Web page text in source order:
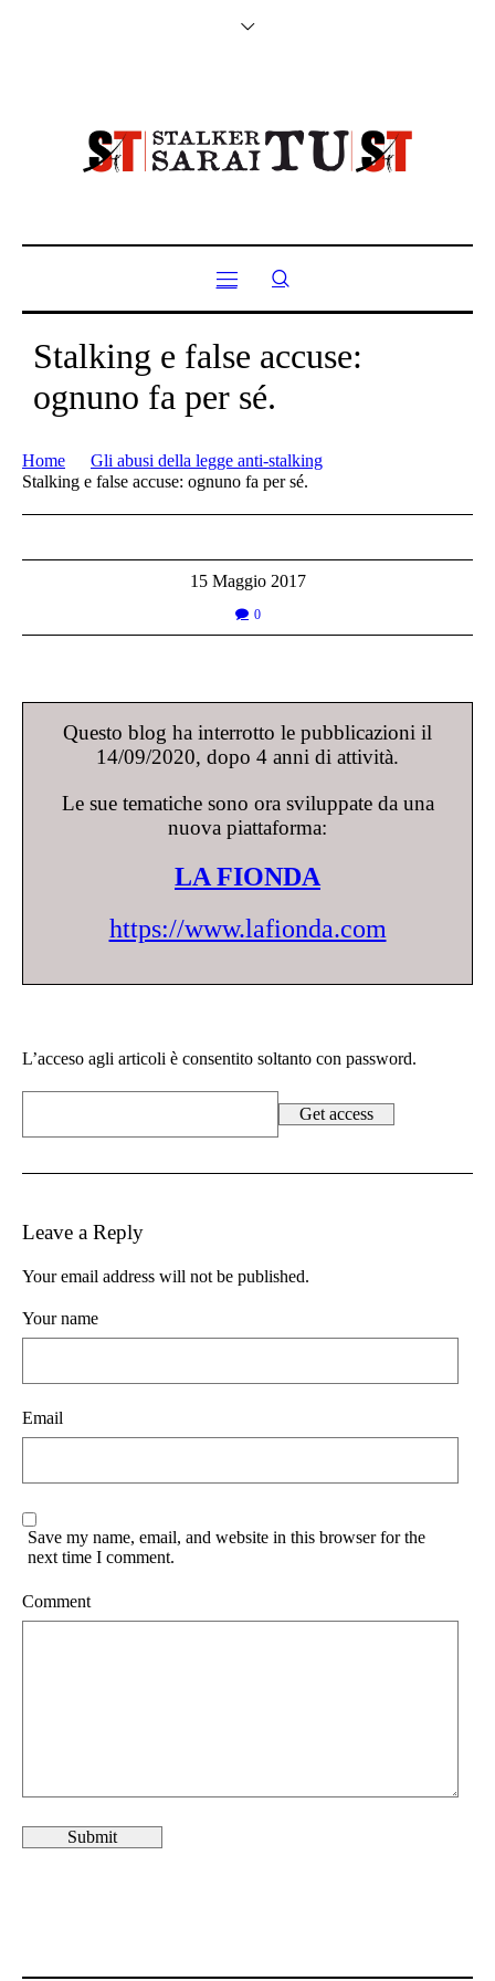
Stalking e false accuse:
ognuno fa per sé.
Home
Gli abusi della legge anti-stalking
Stalking e false accuse: ognuno fa per sé.
15 Maggio 2017
0
Questo blog ha interrotto le pubblicazioni il
14/09/2020, dopo 4 anni di attività.
Le sue tematiche sono ora sviluppate da una
nuova piattaforma:
LA FIONDA
https://www.lafionda.com
L’acceso agli articoli è consentito soltanto con password.
Leave a Reply
Your email address will not be published.
Your name
Email
Save my name, email, and website in this browser for the
next time I comment.
Comment